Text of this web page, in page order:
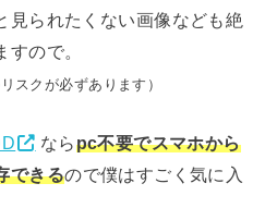
見られたくない画像なども絶
ので。
スクが必ずあります）
ならpc不要でスマホから
できるので僕はすごく気に入